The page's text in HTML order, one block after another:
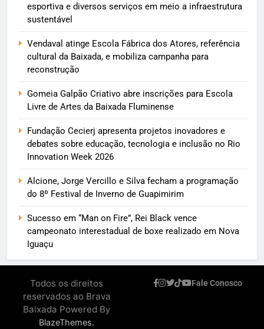
esportiva e diversos serviços em meio a infraestrutura
sustentável
Vendaval atinge Escola Fábrica dos Atores, referência
cultural da Baixada, e mobiliza campanha para
reconstrução
Gomeia Galpão Criativo abre inscrições para Escola
Livre de Artes da Baixada Fluminense
Fundação Cecierj apresenta projetos inovadores e
debates sobre educação, tecnologia e inclusão no Rio
Innovation Week 2026
Alcione, Jorge Vercillo e Silva fecham a programação
do 8º Festival de Inverno de Guapimirim
Sucesso em “Man on Fire”, Rei Black vence
campeonato interestadual de boxe realizado em Nova
Iguaçu
Todos os direitos
reservados ao Brava
Baixada Powered By
BlazeThemes.
Fale Conosco